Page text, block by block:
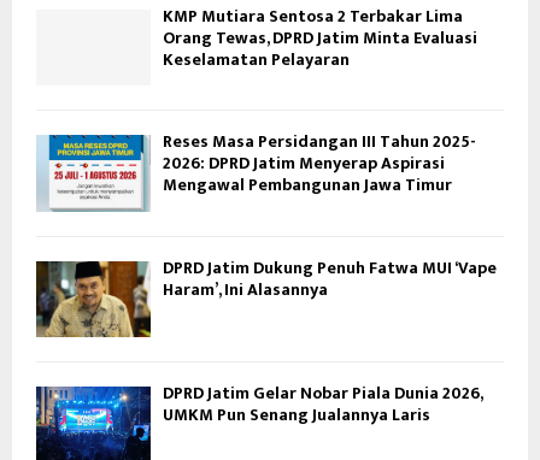
KMP Mutiara Sentosa 2 Terbakar Lima
Orang Tewas, DPRD Jatim Minta Evaluasi
Keselamatan Pelayaran
Reses Masa Persidangan III Tahun 2025-
2026: DPRD Jatim Menyerap Aspirasi
Mengawal Pembangunan Jawa Timur
DPRD Jatim Dukung Penuh Fatwa MUI ‘Vape
Haram’, Ini Alasannya
DPRD Jatim Gelar Nobar Piala Dunia 2026,
UMKM Pun Senang Jualannya Laris